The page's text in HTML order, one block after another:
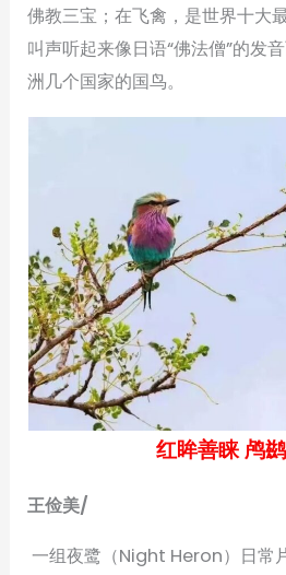
佛教三宝；在飞禽，是世界十大
叫声听起来像日语“佛法僧”的发
洲几个国家的国鸟。
红眸善睐 鸬
王俭美/
一组夜鹭（Night Heron）日常